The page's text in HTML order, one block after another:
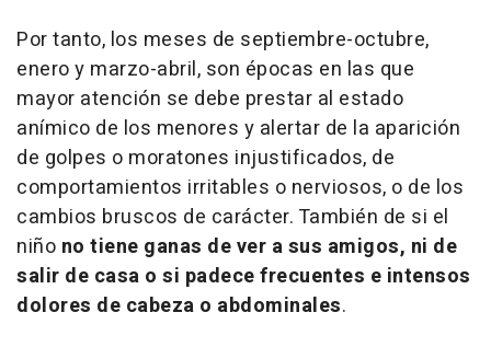
Por tanto, los meses de septiembre-octubre,
enero y marzo-abril, son épocas en las que
mayor atención se debe prestar al estado
anímico de los menores y alertar de la aparición
de golpes o moratones injustificados, de
comportamientos irritables o nerviosos, o de los
cambios bruscos de carácter. También de si el
niño no tiene ganas de ver a sus amigos, ni de
salir de casa o si padece frecuentes e intensos
dolores de cabeza o abdominales.